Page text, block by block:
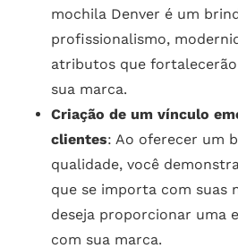
mochila Denver é um
profissionalismo,
atributos que
sua marca.
Criação de um vínculo
clientes: Ao oferecer um
qualidade, você
que se importa com suas
deseja proporcionar uma
com sua marca.